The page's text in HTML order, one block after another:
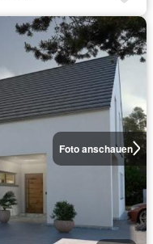
Foto anschauen